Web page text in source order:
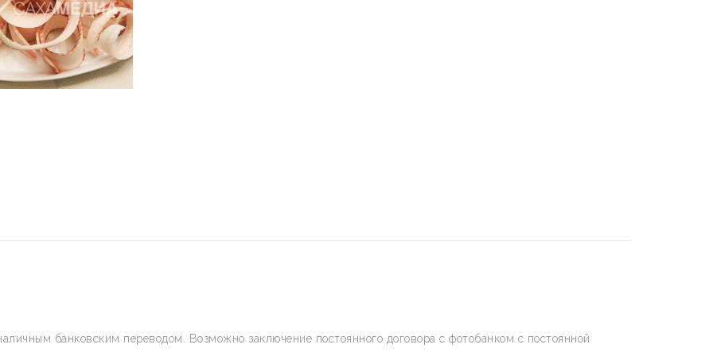
банковским переводом. Возможно заключение постоянного договора с фотобанком с постоянной